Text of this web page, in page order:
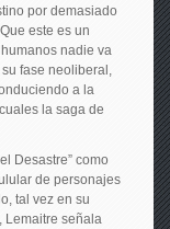
por demasiado
este es un
nadie va
fase neoliberal,
a la
la saga de
Desastre” como
de personajes
tal vez en su
Lemaitre señala